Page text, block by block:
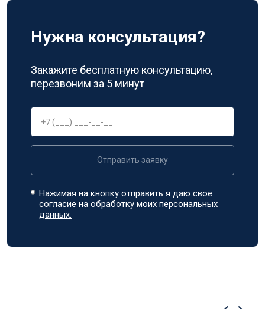
Нужна консультация?
Закажите бесплатную консультацию,
перезвоним за 5 минут
Отправить заявку
Нажимая на кнопку отправить я даю свое
согласие на обработку моихперсональных
данных.